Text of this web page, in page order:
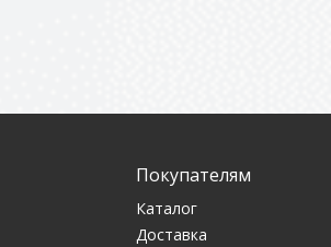
Покупателям
Каталог
Доставка